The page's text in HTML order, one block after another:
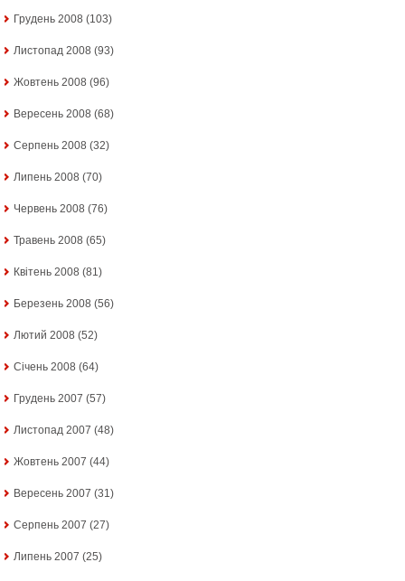
Грудень 2008 (103)
Листопад 2008 (93)
Жовтень 2008 (96)
Вересень 2008 (68)
Серпень 2008 (32)
Липень 2008 (70)
Червень 2008 (76)
Травень 2008 (65)
Квітень 2008 (81)
Березень 2008 (56)
Лютий 2008 (52)
Січень 2008 (64)
Грудень 2007 (57)
Листопад 2007 (48)
Жовтень 2007 (44)
Вересень 2007 (31)
Серпень 2007 (27)
Липень 2007 (25)